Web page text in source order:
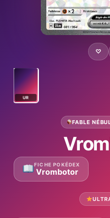
♡
UR
FABLE
FICHE POKÉDEX
Vrombotor